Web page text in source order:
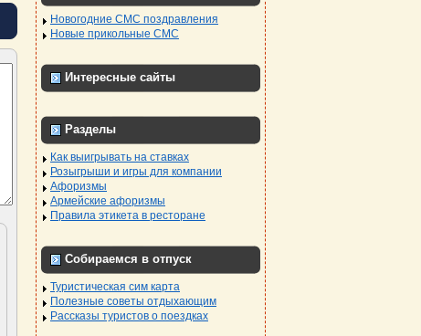
Новогодние СМС поздравления
Новые прикольные СМС
Интересные сайты
Разделы
Как выигрывать на ставках
Розыгрыши и игры для компании
Афоризмы
Армейские афоризмы
Правила этикета в ресторане
Собираемся в отпуск
Туристическая сим карта
Полезные советы отдыхающим
Рассказы туристов о поездках